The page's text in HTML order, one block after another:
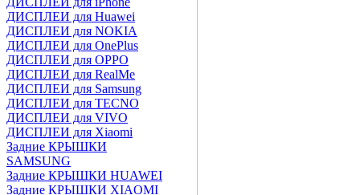
ДИСПЛЕИ для Huawei
ДИСПЛЕИ для NOKIA
ДИСПЛЕИ для OnePlus
ДИСПЛЕИ для OPPO
ДИСПЛЕИ для RealMe
ДИСПЛЕИ для Samsung
ДИСПЛЕИ для TECNO
ДИСПЛЕИ для VIVO
ДИСПЛЕИ для Xiaomi
Задние КРЫШКИ
SAMSUNG
Задние КРЫШКИ HUAWEI
Задние КРЫШКИ XIAOMI